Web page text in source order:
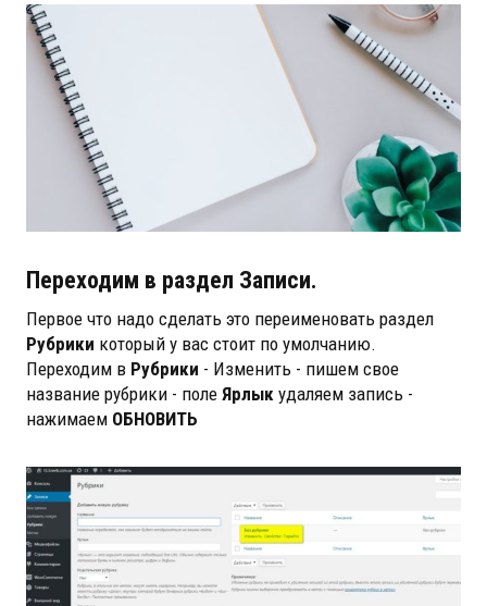
Переходим в раздел Записи.
Первое что надо сделать это переименовать раздел
Рубрики который у вас стоит по умолчанию.
Переходим в Рубрики - Изменить - пишем свое
название рубрики - поле Ярлык удаляем запись -
нажимаем ОБНОВИТЬ